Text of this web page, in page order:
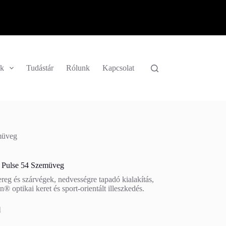
Tudástár Rólunk Kapcsolat
54 Szemüveg
és szárvégek, nedvességre tapadó kialakítás,
optikai keret és sport‑orientált illeszkedés.